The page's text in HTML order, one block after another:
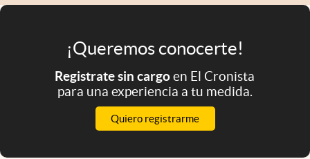
¡Queremos conocerte!
Registrate sin cargoen El Cronista
para una experiencia a tu medida.
Quiero registrarme